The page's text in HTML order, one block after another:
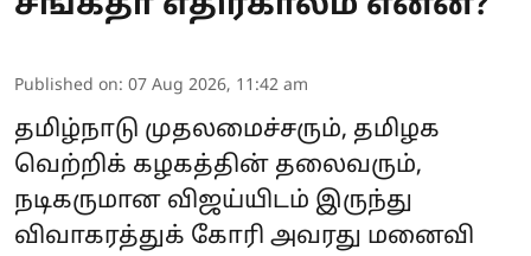
Published on: 07 Aug 2026, 11:42 am
தமிழ்நாடு முதலமைச்சரும், தமிழக
வெற்றிக் கழகத்தின் தலைவரும்,
நடிகருமான விஜய்யிடம் இருந்து
விவாகரத்துக் கோரி அவரது மனைவி